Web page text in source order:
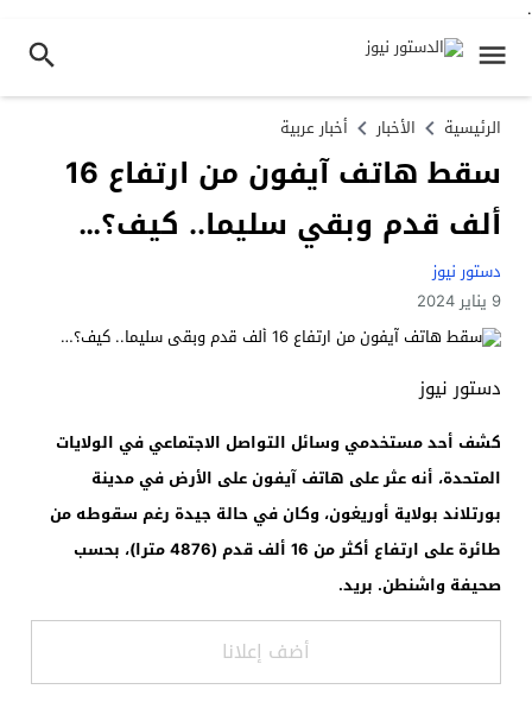
.
الرئيسية الأخبار أخبار عربية
سقط هاتف آيفون من ارتفاع 16
ألف قدم وبقي سليما.. كيف؟…
دستور نيوز
9 يناير 2024
دستور نيوز
كشف أحد مستخدمي وسائل التواصل الاجتماعي في الولايات
المتحدة، أنه عثر على هاتف آيفون على الأرض في مدينة
بورتلاند بولاية أوريغون، وكان في حالة جيدة رغم سقوطه من
طائرة على ارتفاع أكثر من 16 ألف قدم (4876 مترا)، بحسب
صحيفة واشنطن. بريد.
أضف إعلانا